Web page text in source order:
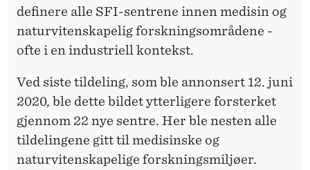
definere alle SFI-sentrene innen medisin og
naturvitenskapelig forskningsområdene -
ofte i en industriell kontekst.
Ved siste tildeling, som ble annonsert 12. juni
2020, ble dette bildet ytterligere forsterket
gjennom 22 nye sentre. Her ble nesten alle
tildelingene gitt til medisinske og
naturvitenskapelige forskningsmiljøer.